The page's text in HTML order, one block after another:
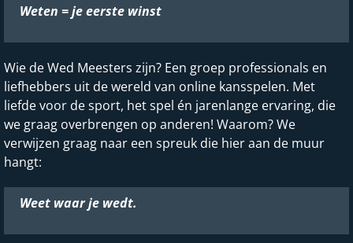
Weten = je eerste winst
Wie de Wed Meesters zijn? Een groep professionals en
liefhebbers uit de wereld van online kansspelen. Met
liefde voor de sport, het spel én jarenlange ervaring, die
we graag overbrengen op anderen! Waarom? We
verwijzen graag naar een spreuk die hier aan de muur
hangt:
Weet waar je wedt.